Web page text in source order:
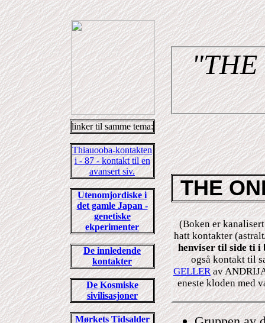
"THE
linker til samme tema:
Thiauooba-kontakten
i - 87 - kontakt til en
avansert siv.
Utenomjordiske i
det gamle Japan -
genetiske
ekperimenter
De innledende
kontakter
De Kosmiske
sivilisasjoner
Mørkets Tidsalder
THE
(Boken er
hatt kontakter
henviser til side ti i
også kontakt til
GELLERav
eneste kloden med